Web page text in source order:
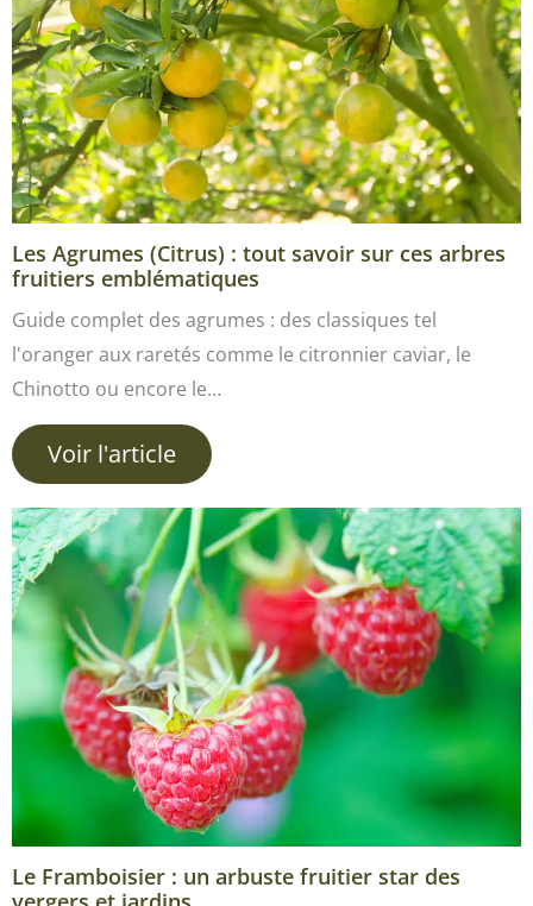
Les Agrumes (Citrus) : tout savoir sur ces arbres
fruitiers emblématiques
Guide complet des agrumes : des classiques tel
l'oranger aux raretés comme le citronnier caviar, le
Chinotto ou encore le…
Voir l'article
Le Framboisier : un arbuste fruitier star des